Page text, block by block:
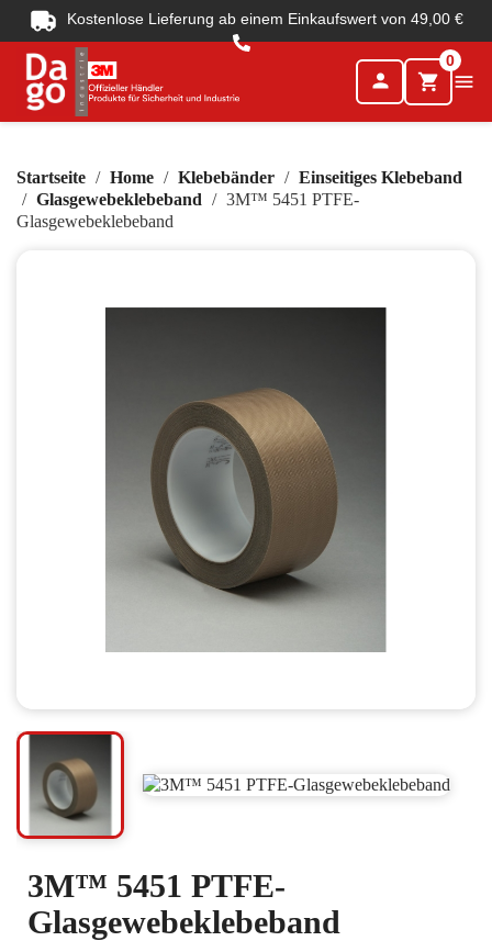
Kostenlose Lieferung ab einem Einkaufswert von 49,00 €
person shopping_cart
0

Startseite Home Klebebänder
Einseitiges Klebeband
Glasgewebeklebeband
3M™ 5451 PTFE-
Glasgewebeklebeband
3M™ 5451 PTFE-
Glasgewebeklebeband